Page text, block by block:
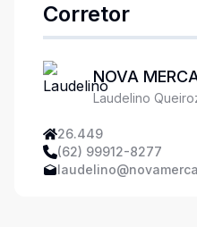
Corretor
NOVA
Laudelino
26.449
(62) 99912-8277